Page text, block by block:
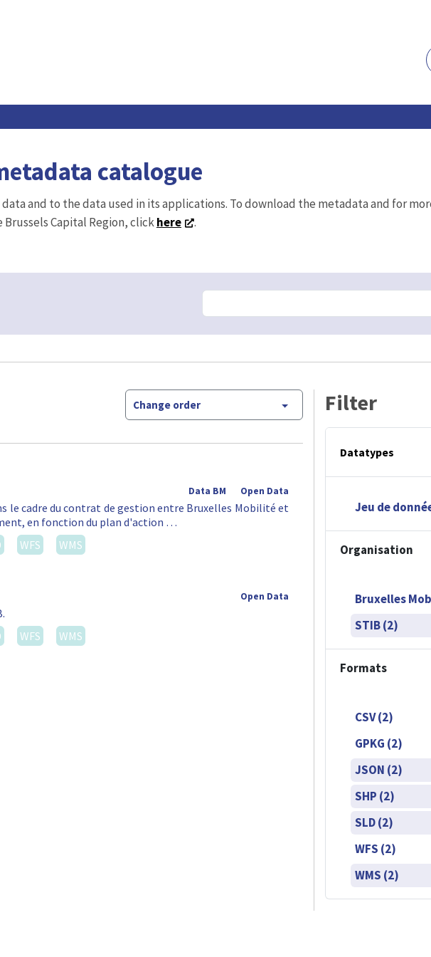
catalogue
and to the data used in its applications. To download the metadata and for
Capital Region, clickhere .
Change order
Open Data
Data BM
le cadre du contrat de gestion entre Bruxelles Mobilité et
en fonction du plan d'action …
WFS WMS
Open Data
WFS WMS
Filter
Datatypes
Jeu de
Organisation
Bruxelles
STIB (2)
Formats
CSV (2)
GPKG (2)
JSON (2)
SHP (2)
SLD (2)
WFS (2)
WMS (2)